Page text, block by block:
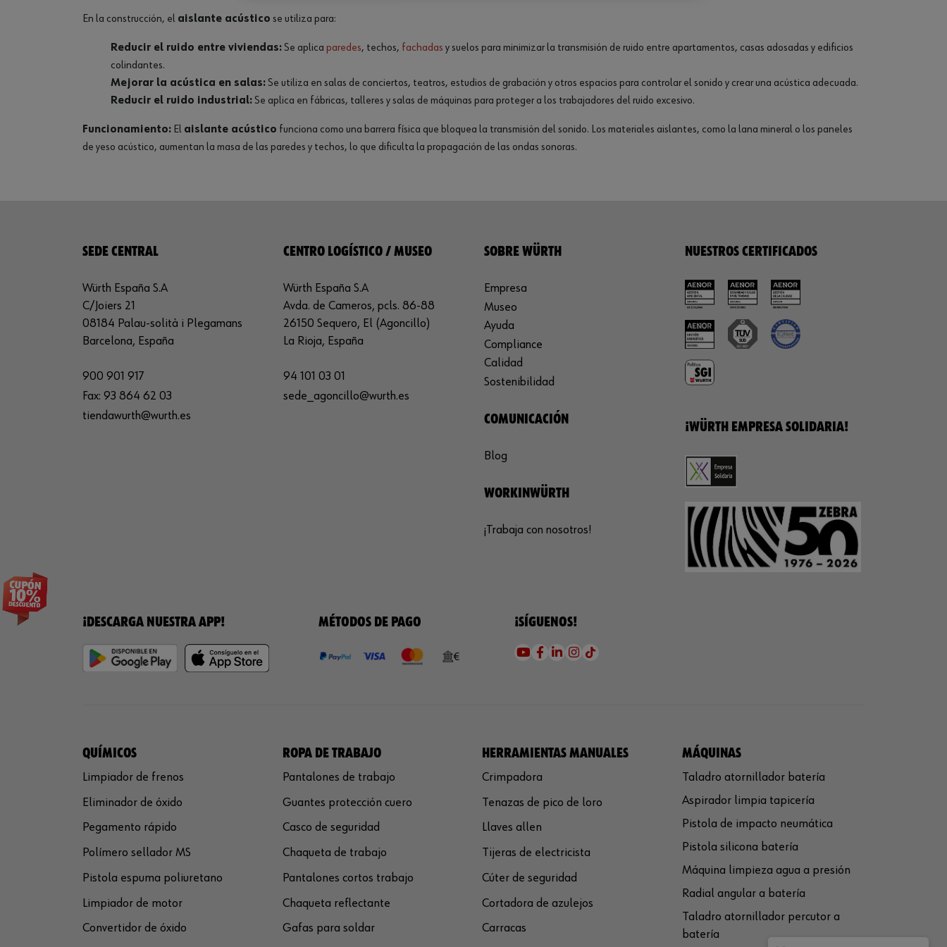
En la construcción, el aislante acústico se utiliza para:
Reducir el ruido entre viviendas:Se aplica paredes, techos, fachadas y suelos para minimizar la transmisión de ruido entre apartamentos, casas adosadas y edificios
colindantes.
Mejorar la acústica en salas:Se utiliza en salas de conciertos, teatros, estudios de grabación y otros espacios para controlar el sonido y crear una acústica adecuada.
Reducir el ruido industrial:Se aplica en fábricas, talleres y salas de máquinas para proteger a los trabajadores del ruido excesivo.
Funcionamiento: El aislante acústico funciona como una barrera física que bloquea la transmisión del sonido. Los materiales aislantes, como la lana mineral o los paneles
de yeso acústico, aumentan la masa de las paredes y techos, lo que dificulta la propagación de las ondas sonoras.
SEDE CENTRAL
Würth España S.A
C/Joiers 21
08184 Palau-solità i Plegamans
Barcelona, España
900 901 917
Fax: 93 864 62 03
tiendawurth@wurth.es
CENTRO LOGÍSTICO / MUSEO
Würth España S.A
Avda. de Cameros, pcls. 86-88
26150 Sequero, El (Agoncillo)
La Rioja, España
94 101 03 01
sede_agoncillo@wurth.es
SOBRE WÜRTH
Empresa
Museo
Ayuda
Compliance
Calidad
Sostenibilidad
COMUNICACIÓN
Blog
WORKINWÜRTH
¡Trabaja con nosotros!
NUESTROS CERTIFICADOS
¡WÜRTH EMPRESA SOLIDARIA!
¡DESCARGA NUESTRA APP! MÉTODOS DE PAGO ¡SÍGUENOS!
QUÍMICOS
Limpiador de frenos
Eliminador de óxido
Pegamento rápido
Polímero sellador MS
Pistola espuma poliuretano
Limpiador de motor
Convertidor de óxido
ROPA DE TRABAJO
Pantalones de trabajo
Guantes protección cuero
Casco de seguridad
Chaqueta de trabajo
Pantalones cortos trabajo
Chaqueta reflectante
Gafas para soldar
HERRAMIENTAS MANUALES
Crimpadora
Tenazas de pico de loro
Llaves allen
Tijeras de electricista
Cúter de seguridad
Cortadora de azulejos
Carracas
MÁQUINAS
Taladro atornillador batería
Aspirador limpia tapicería
Pistola de impacto neumática
Pistola silicona batería
Máquina limpieza agua a presión
Radial angular a batería
Taladro atornillador percutor a
batería